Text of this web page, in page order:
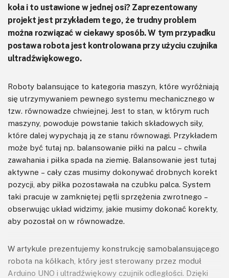
koła i to ustawione w jednej osi? Zaprezentowany
projekt jest przykładem tego, że trudny problem
można rozwiązać w ciekawy sposób. W tym przypadku
postawa robota jest kontrolowana przy użyciu czujnika
ultradźwiękowego.
Roboty balansujące to kategoria maszyn, które wyróżniają
się utrzymywaniem pewnego systemu mechanicznego w
tzw. równowadze chwiejnej. Jest to stan, w którym ruch
maszyny, powoduje powstanie takich składowych siły,
które dalej wypychają ją ze stanu równowagi. Przykładem
może być tutaj np. balansowanie piłki na palcu – chwila
zawahania i piłka spada na ziemię. Balansowanie jest tutaj
aktywne – cały czas musimy dokonywać drobnych korekt
pozycji, aby piłka pozostawała na czubku palca. System
taki pracuje w zamkniętej pętli sprzężenia zwrotnego –
obserwując układ widzimy, jakie musimy dokonać korekty,
aby pozostał on w równowadze.
W artykule prezentujemy konstrukcję samobalansującego
robota na kółkach, który jest sterowany przez moduł
Arduino UNO i ultradźwiękowy czujnik odległości. Dzięki